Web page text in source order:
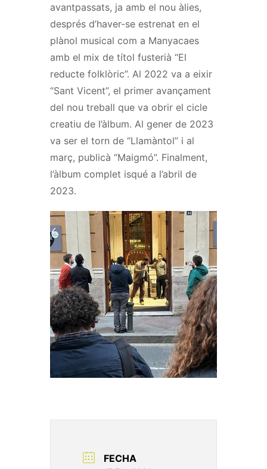
avantpassats, ja amb el nou àlies,
després d’haver-se estrenat en el
plànol musical com a Manyacaes
amb el mix de títol fusterià “El
reducte folklòric”. Al 2022 va a eixir
“Sant Vicent”, el primer avançament
del nou treball que va obrir el cicle
creatiu de l’àlbum. Al gener de 2023
va ser el torn de “Llamàntol” i al
març, publicà “Maigmó”. Finalment,
l’àlbum complet isqué a l’abril de
2023.
FECHA